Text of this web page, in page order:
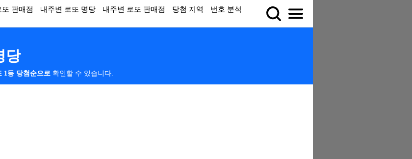
또 판매점 내주변 로또 명당 내주변 로또 판매점 당첨 지역
번호 분석
당
1등 당첨순으로 확인할 수 있습니다.